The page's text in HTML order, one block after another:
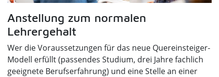
Anstellung zum normalen
Lehrergehalt
Wer die Voraussetzungen für das neue Quereinsteiger-
Modell erfüllt (passendes Studium, drei Jahre fachlich
geeignete Berufserfahrung) und eine Stelle an einer